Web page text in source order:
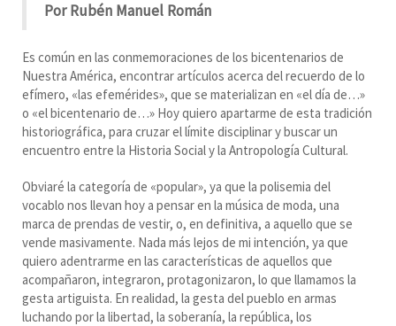
Por Rubén Manuel Román
Es común en las conmemoraciones de los bicentenarios de
Nuestra América, encontrar artículos acerca del recuerdo de lo
efímero, «las efemérides», que se materializan en «el día de…»
o «el bicentenario de…» Hoy quiero apartarme de esta tradición
historiográfica, para cruzar el límite disciplinar y buscar un
encuentro entre la Historia Social y la Antropología Cultural.
Obviaré la categoría de «popular», ya que la polisemia del
vocablo nos llevan hoy a pensar en la música de moda, una
marca de prendas de vestir, o, en definitiva, a aquello que se
vende masivamente. Nada más lejos de mi intención, ya que
quiero adentrarme en las características de aquellos que
acompañaron, integraron, protagonizaron, lo que llamamos la
gesta artiguista. En realidad, la gesta del pueblo en armas
luchando por la libertad, la soberanía, la república, los